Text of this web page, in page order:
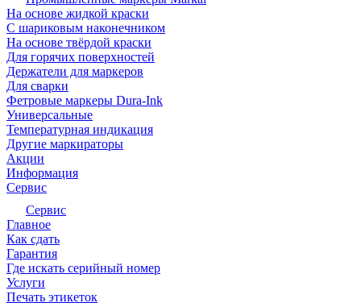
На основе жидкой краски
С шариковым наконечником
На основе твёрдой краски
Для горячих поверхностей
Держатели для маркеров
Для сварки
Фетровые маркеры Dura-Ink
Универсальные
Температурная индикация
Другие маркираторы
Акции
Информация
Сервис
Сервис
Главное
Как сдать
Гарантия
Где искать серийный номер
Услуги
Печать этикеток